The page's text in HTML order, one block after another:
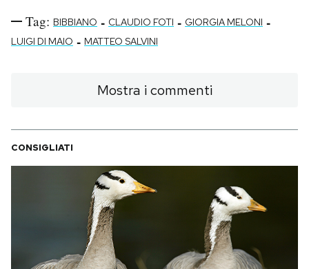
Tag: BIBBIANO - CLAUDIO FOTI - GIORGIA MELONI -
LUIGI DI MAIO - MATTEO SALVINI
Mostra i commenti
CONSIGLIATI